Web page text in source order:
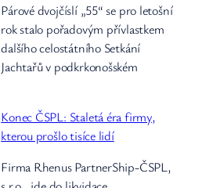
Párové dvojčíslí „55“ se pro letošní
rok stalo pořadovým přívlastkem
dalšího celostátního Setkání
Jachtařů v podkrkonošském
Konec ČSPL: Staletá éra firmy,
kterou prošlo tisíce lidí
Firma Rhenus PartnerShip-ČSPL,